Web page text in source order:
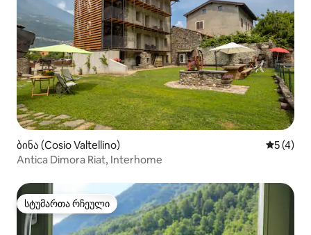
ბინა (Cosio Valtellino)
5 (4)
Antica Dimora Riat, Interhome
სტუმართა რჩეული
სტუმართა რჩეული